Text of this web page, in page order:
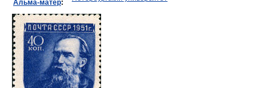
Альма-матер: